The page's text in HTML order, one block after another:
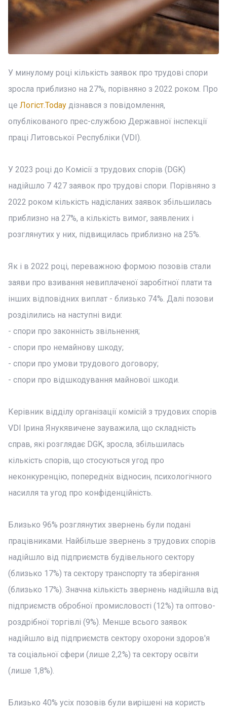
У минулому році кількість заявок про трудові спори
зросла приблизно на 27%, порівняно з 2022 роком. Про
це Логіст.Today дізнався з повідомлення,
опублікованого прес-службою Державної інспекції
праці Литовської Республіки (VDI).
У 2023 році до Комісії з трудових спорів (DGK)
надійшло 7 427 заявок про трудові спори. Порівняно з
2022 роком кількість надісланих заявок збільшилась
приблизно на 27%, а кількість вимог, заявлених і
розглянутих у них, підвищилась приблизно на 25%.
Як і в 2022 році, переважною формою позовів стали
заяви про взивання невиплаченої заробітної плати та
інших відповідних виплат - близько 74%. Далі позови
розділились на наступні види:
- спори про законність звільнення;
- спори про немайнову шкоду;
- спори про умови трудового договору;
- спори про відшкодування майнової шкоди.
Керівник відділу організації комісій з трудових спорів
VDI Ірина Янукявичене зауважила, що складність
справ, які розглядає DGK, зросла, збільшилась
кількість спорів, що стосуються угод про
неконкуренцію, попередніх відносин, психологічного
насилля та угод про конфіденційність.
Близько 96% розглянутих звернень були подані
працівниками. Найбільше звернень з трудових спорів
надійшло від підприємств будівельного сектору
(близько 17%) та сектору транспорту та зберігання
(близько 17%). Значна кількість звернень надійшла від
підприємств обробної промисловості (12%) та оптово-
роздрібної торгівлі (9%). Менше всього заявок
надійшло від підприємств сектору охорони здоров'я
та соціальної сфери (лише 2,2%) та сектору освіти
(лише 1,8%).
Близько 40% усіх позовів були вирішені на користь